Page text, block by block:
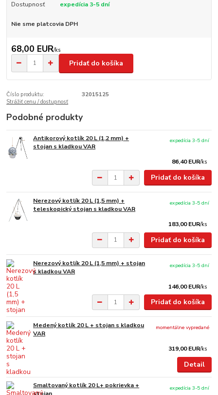
Dostupnosť expedícia 3-5 dní
Nie sme platcovia DPH
68,00 EUR/ks
Pridať do košíka
Číslo produktu:
32015125
Strážiť cenu / dostupnosť
Podobné produkty
Antikorový kotlík 20 L (1,2 mm) +
stojan s kladkou VAR
86,40 EUR/ks
expedícia 3-5 dní
Pridať do košíka
Nerezový kotlík 20 L (1,5 mm) +
teleskopický stojan s kladkou VAR
183,00 EUR/ks
expedícia 3-5 dní
Pridať do košíka
Nerezový kotlík 20 L (1,5 mm) + stojan
s kladkou VAR
146,00 EUR/ks
expedícia 3-5 dní
Pridať do košíka
Medený kotlík 20 L + stojan s kladkou
VAR
319,00 EUR/ks
momentálne vypredané
Detail
Smaltovaný kotlík 20 L+ pokrievka +
expedícia 3-5 dní